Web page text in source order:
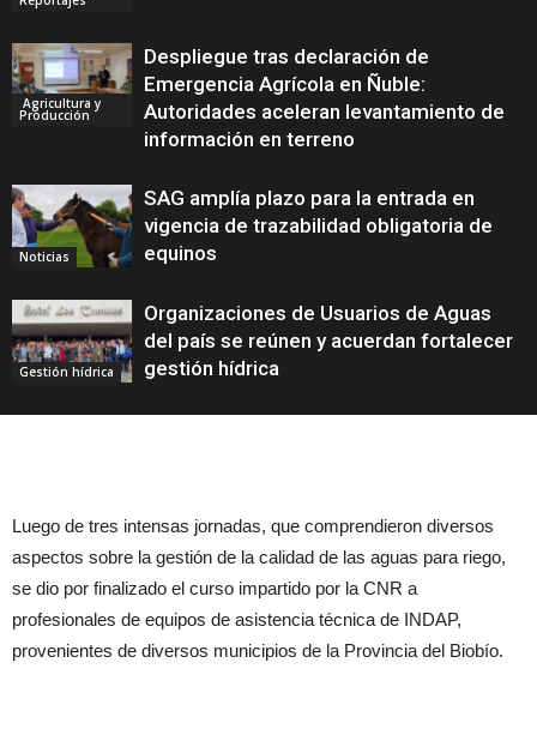
Agricultura y
Producción
Despliegue tras declaración de
Emergencia Agrícola en Ñuble:
Autoridades aceleran levantamiento de
información en terreno
Noticias
SAG amplía plazo para la entrada en
vigencia de trazabilidad obligatoria de
equinos
Gestión hídrica
Organizaciones de Usuarios de Aguas
del país se reúnen y acuerdan fortalecer
gestión hídrica
Luego de tres intensas jornadas, que comprendieron diversos
aspectos sobre la gestión de la calidad de las aguas para riego,
se dio por finalizado el curso impartido por la CNR a
profesionales de equipos de asistencia técnica de INDAP,
provenientes de diversos municipios de la Provincia del Biobío.